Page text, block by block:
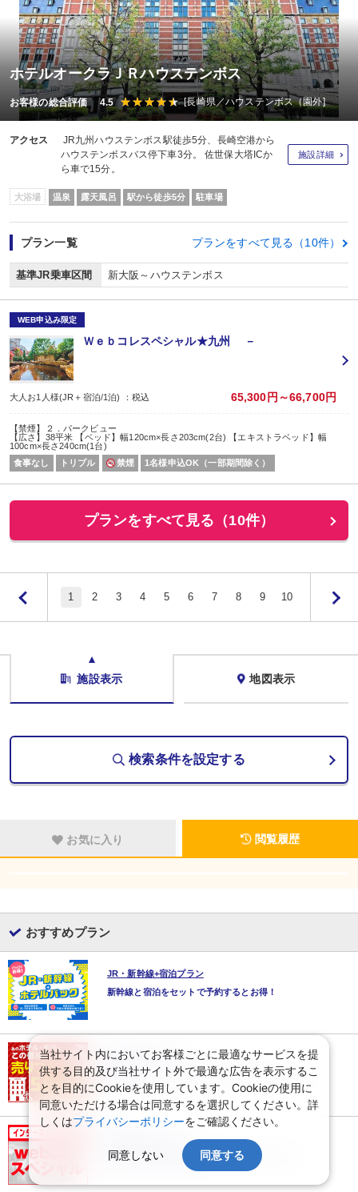
ホテルオークラＪＲハウステンボス
お客様の総合評価 4.5 [長崎県／ハウステンボス（園外]
アクセス
JR九州ハウステンボス駅徒歩5分、長崎空港から
ハウステンボスバス停下車3分。 佐世保大塔ICか
ら車で15分。
施設詳細
大浴場 温泉 露天風呂 駅から徒歩5分 駐車場
プラン一覧 プランをすべて見る（10件）
基準JR乗車区間 新大阪～ハウステンボス
WEB申込み限定
Ｗｅｂコレスペシャル★九州 －
大人お1人様(JR＋宿泊/1泊) ：税込 65,300円～66,700円
【禁煙】２．パークビュー
【広さ】38平米 【ベッド】幅120cm×長さ203cm(2台) 【エキストラベッド】幅
100cm×長さ240cm(1台)
食事なし
トリプル 禁煙 1名様申込OK（一部期間除く）
プランをすべて見る（10件）
1 2 3 4 5 6 7 8 9 10
施設表示 地図表示
検索条件を設定する
お気に入り 閲覧履歴
おすすめプラン
JR・新幹線+宿泊プラン
新幹線と宿泊をセットで予約するとお得！
売り尽くしセール
最後のチャンス♪売り尽くしセールページはこちら！
最新のWEB限定価格とツアーはここでチェック！
当社サイト内においてお客様ごとに最適なサービスを提
供する目的及び当社サイト外で最適な広告を表示するこ
とを目的にCookieを使用しています。Cookieの使用に
同意いただける場合は同意するを選択してください。詳
しくはプライバシーポリシーをご確認ください。
同意しない 同意する